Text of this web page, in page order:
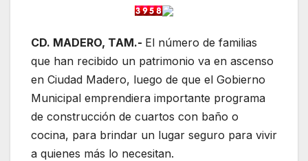
CD. MADERO, TAM.- El número de familias
que han recibido un patrimonio va en ascenso
en Ciudad Madero, luego de que el Gobierno
Municipal emprendiera importante programa
de construcción de cuartos con baño o
cocina, para brindar un lugar seguro para vivir
a quienes más lo necesitan.